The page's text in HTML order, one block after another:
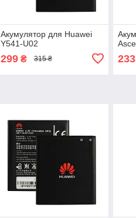
Акумулятор для Huawei
Y541-U02
299₴ 315 ₴ 233